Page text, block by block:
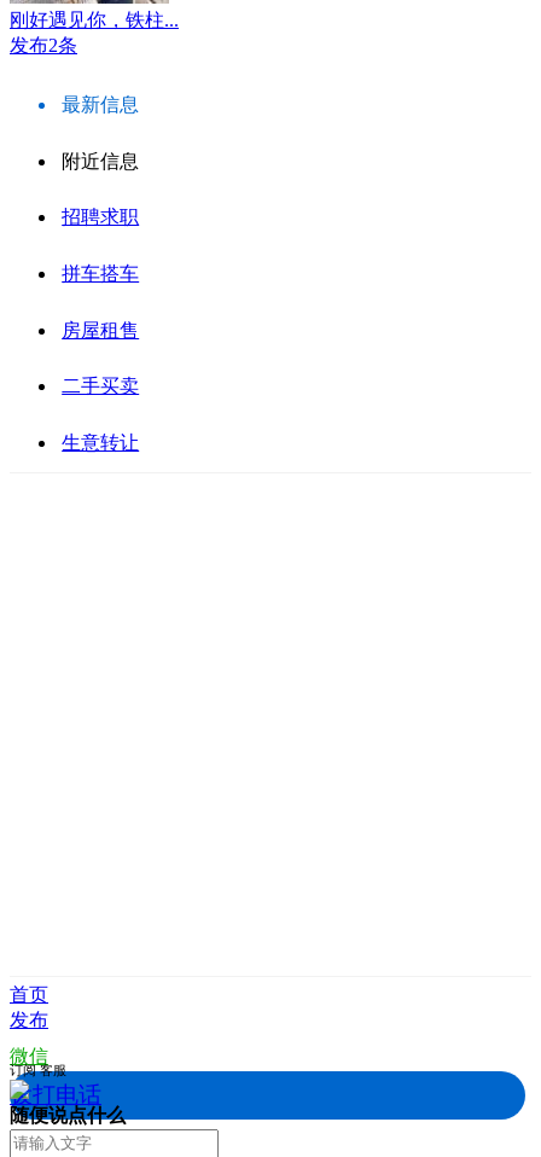
刚好遇见你，铁柱...
发布2条
最新信息
附近信息
招聘求职
拼车搭车
房屋租售
二手买卖
生意转让
首页
发布
微信
拨打电话
订阅 客服
随便说点什么